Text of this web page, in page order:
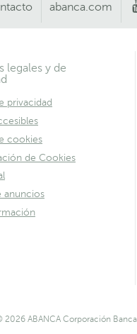
abanca.com
legales y de
privacidad
cookies
de Cookies
anuncios
2026 ABANCA Corporación